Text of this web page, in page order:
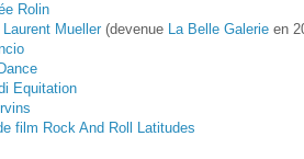
Rolin
Mueller (devenue La Belle Galerie en
Equitation
film Rock And Roll Latitudes